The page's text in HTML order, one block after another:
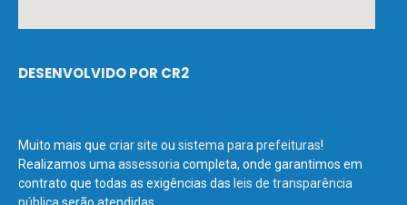
DESENVOLVIDO POR CR2
Muito mais que criar site ou sistema para prefeituras!
Realizamos uma assessoria completa, onde garantimos em
contrato que todas as exigências das leis de transparência